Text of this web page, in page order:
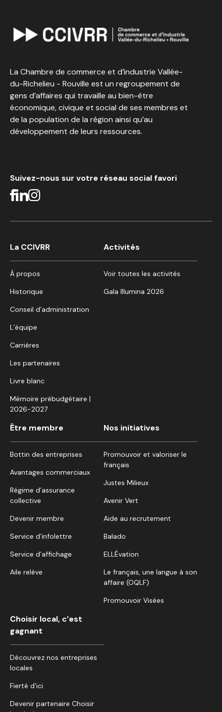
La Chambre de commerce et d’industrie Vallée-
du-Richelieu - Rouville est un regroupement de
gens d’affaires qui travaille au bien-être
économique, civique et social de ses membres et
de la population de la région ainsi qu’au
développement de leurs ressources.
Suivez-nous sur votre réseau social favori
La CCIVRR
À propos
Historique
Conseil d’administration
L’équipe
Carrières
Les partenaires
Livre blanc
Mémoire prébudgétaire |
2026-2027
Activités
Voir toutes les activités
Gala Illumina 2026
Être membre
Bottin des entreprises
Avantages commerciaux
Régime d’assurance
collective
Devenir membre
Service d’infolettre
Service d’affichage
Aile relève
Nos initiatives
Promouvoir et valoriser le
français
Justes Milieux
Avenir Vert
Aide au recrutement
Balado
ELLÉvation
Le français, une langue à son
affaire (OQLF)
Promouvoir Visées
Choisir local, c’est
gagnant
Découvrez nos entreprises
locales
Fierté d’ici
Devenir partenaire Choisir